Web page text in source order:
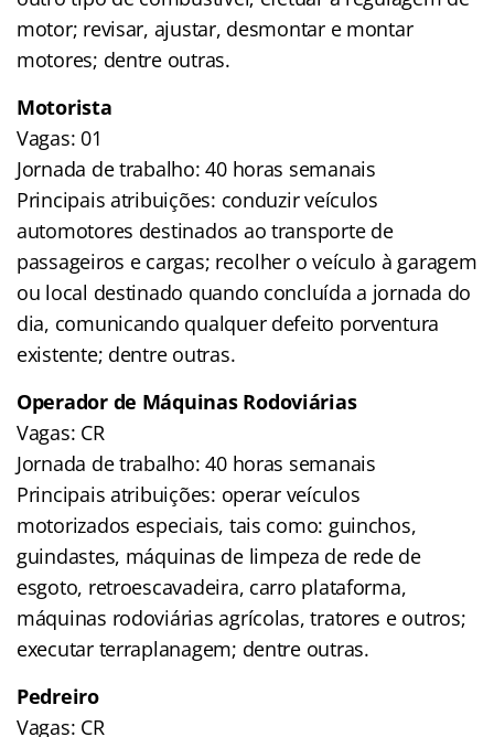
motor; revisar, ajustar, desmontar e montar
motores; dentre outras.
Motorista
Vagas: 01
Jornada de trabalho: 40 horas semanais
Principais atribuições: conduzir veículos
automotores destinados ao transporte de
passageiros e cargas; recolher o veículo à garagem
ou local destinado quando concluída a jornada do
dia, comunicando qualquer defeito porventura
existente; dentre outras.
Operador de Máquinas Rodoviárias
Vagas: CR
Jornada de trabalho: 40 horas semanais
Principais atribuições: operar veículos
motorizados especiais, tais como: guinchos,
guindastes, máquinas de limpeza de rede de
esgoto, retroescavadeira, carro plataforma,
máquinas rodoviárias agrícolas, tratores e outros;
executar terraplanagem; dentre outras.
Pedreiro
Vagas: CR